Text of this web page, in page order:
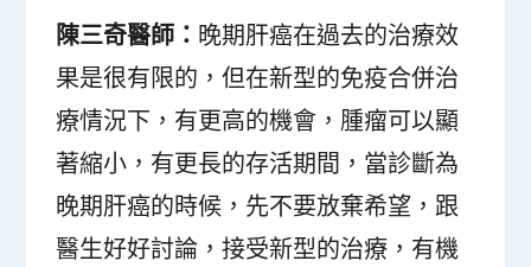
陳三奇醫師： 晚期肝癌在過去的治療效
果是很有限的，但在新型的免疫合併治
療情況下，有更高的機會，腫瘤可以顯
著縮小，有更長的存活期間，當診斷為
晚期肝癌的時候，先不要放棄希望，跟
醫生好好討論，接受新型的治療，有機